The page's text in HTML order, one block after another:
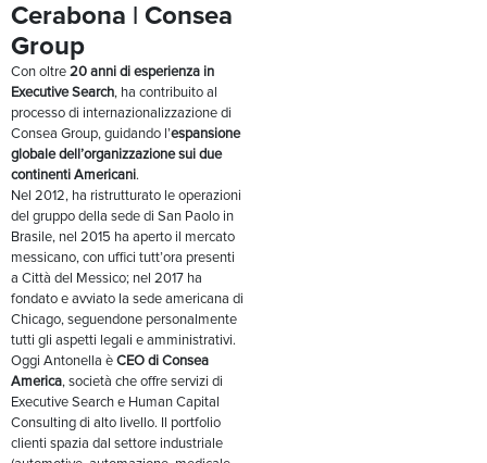
Cerabona | Consea
Group
Con oltre 20 anni di esperienza in
Executive Search, ha contribuito al
processo di internazionalizzazione di
Consea Group, guidando l’espansione
globale dell’organizzazione sui due
continenti Americani.
Nel 2012, ha ristrutturato le operazioni
del gruppo della sede di San Paolo in
Brasile, nel 2015 ha aperto il mercato
messicano, con uffici tutt’ora presenti
a Città del Messico; nel 2017 ha
fondato e avviato la sede americana di
Chicago, seguendone personalmente
tutti gli aspetti legali e amministrativi.
Oggi Antonella è CEO di Consea
America, società che offre servizi di
Executive Search e Human Capital
Consulting di alto livello. Il portfolio
clienti spazia dal settore industriale